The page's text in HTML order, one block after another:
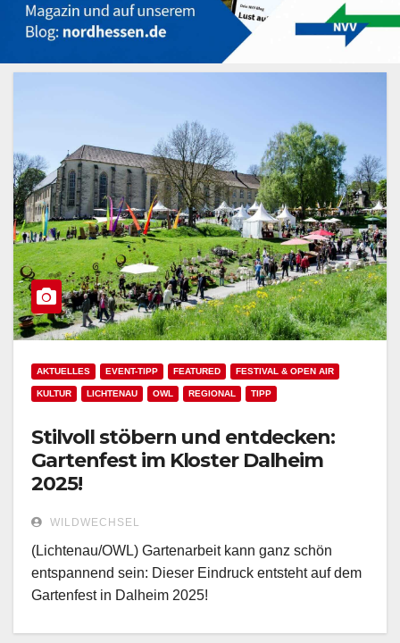
AKTUELLES EVENT-TIPP FEATURED FESTIVAL & OPEN AIR
KULTUR LICHTENAU OWL REGIONAL TIPP
Stilvoll stöbern und entdecken:
Gartenfest im Kloster Dalheim
2025!
WILDWECHSEL
(Lichtenau/OWL) Gartenarbeit kann ganz schön
entspannend sein: Dieser Eindruck entsteht auf dem
Gartenfest in Dalheim 2025!